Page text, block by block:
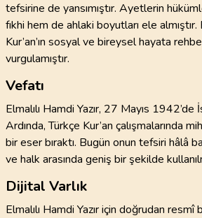
tefsirine de yansımıştır. Ayetlerin
fıkhi hem de ahlaki boyutları ele almıştır.
Kur’an’ın sosyal ve bireysel hayata
vurgulamıştır.
Vefatı
Elmalılı Hamdi Yazır, 27 Mayıs
Ardında, Türkçe Kur’an çalışmalarında
bir eser bıraktı. Bugün onun tefsiri hâlâ
ve halk arasında geniş bir şekilde
Dijital Varlık
Elmalılı Hamdi Yazır için doğrudan